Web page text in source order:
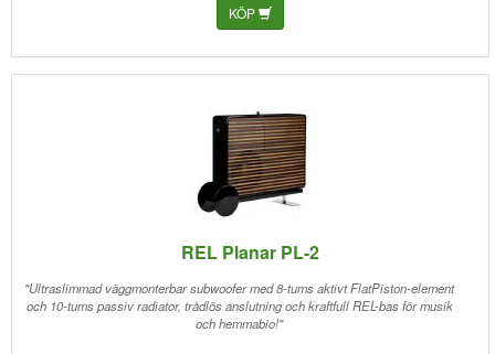
KÖP
REL Planar PL-2
"Ultraslimmad väggmonterbar subwoofer med 8-tums aktivt FlatPiston-element
och 10-tums passiv radiator, trådlös anslutning och kraftfull REL-bas för musik
och hemmabio!"